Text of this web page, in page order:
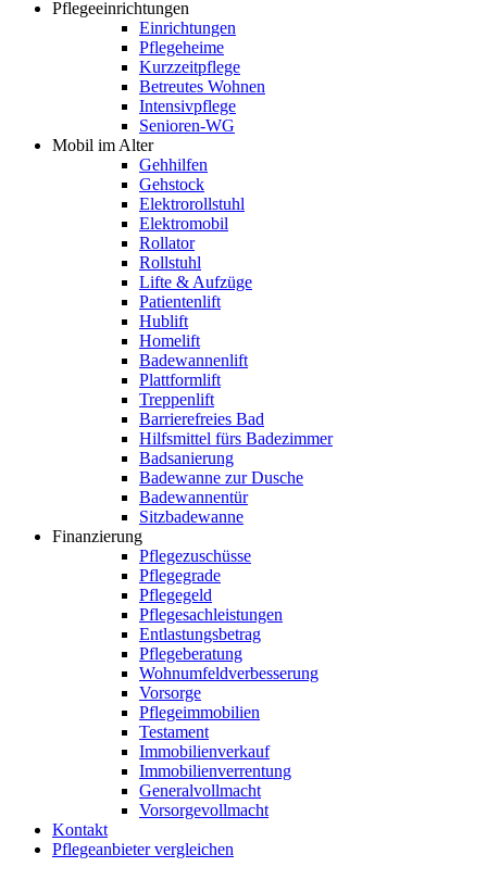
Pflegeeinrichtungen
Einrichtungen
Pflegeheime
Kurzzeitpflege
Betreutes Wohnen
Intensivpflege
Senioren-WG
Mobil im Alter
Gehhilfen
Gehstock
Elektrorollstuhl
Elektromobil
Rollator
Rollstuhl
Lifte & Aufzüge
Patientenlift
Hublift
Homelift
Badewannenlift
Plattformlift
Treppenlift
Barrierefreies Bad
Hilfsmittel fürs Badezimmer
Badsanierung
Badewanne zur Dusche
Badewannentür
Sitzbadewanne
Finanzierung
Pflegezuschüsse
Pflegegrade
Pflegegeld
Pflegesachleistungen
Entlastungsbetrag
Pflegeberatung
Wohnumfeldverbesserung
Vorsorge
Pflegeimmobilien
Testament
Immobilienverkauf
Immobilienverrentung
Generalvollmacht
Vorsorgevollmacht
Kontakt
Pflegeanbieter vergleichen